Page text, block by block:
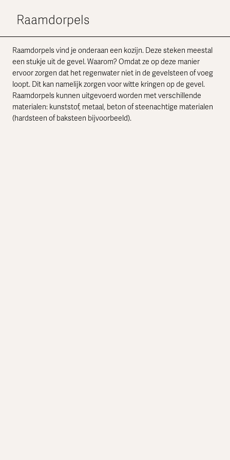
Raamdorpels
Raamdorpels vind je onderaan een kozijn. Deze steken meestal
een stukje uit de gevel. Waarom? Omdat ze op deze manier
ervoor zorgen dat het regenwater niet in de gevelsteen of voeg
loopt. Dit kan namelijk zorgen voor witte kringen op de gevel.
Raamdorpels kunnen uitgevoerd worden met verschillende
materialen: kunststof, metaal, beton of steenachtige materialen
(hardsteen of baksteen bijvoorbeeld).